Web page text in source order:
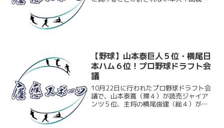
【野球】山本泰巨人５位・横尾日
本ハム６位！プロ野球ドラフト会
議
10月22日に行われたプロ野球ドラフト会
議で、山本泰寛（環４）が読売ジャイア
ンツ５位、主将の横尾俊建（総４）が北